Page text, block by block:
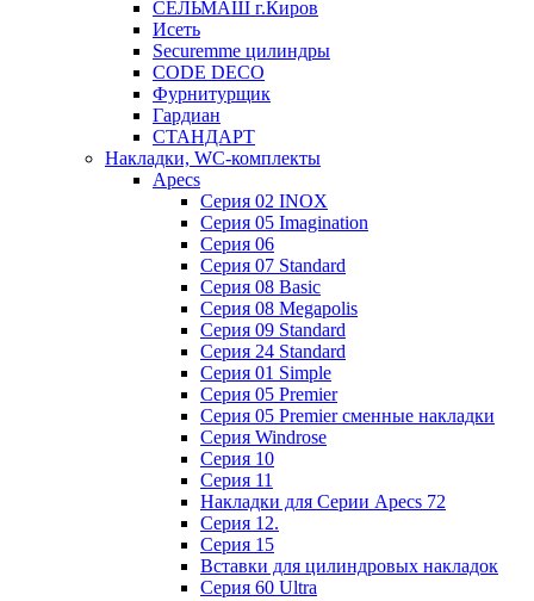
СЕЛЬМАШ г.Киров
Исеть
Securemme цилиндры
CODE DECO
Фурнитурщик
Гардиан
СТАНДАРТ
Накладки, WC-комплекты
Apecs
Cерия 02 INOX
Cерия 05 Imagination
Cерия 06
Cерия 07 Standard
Cерия 08 Basic
Cерия 08 Megapolis
Cерия 09 Standard
Cерия 24 Standard
Серия 01 Simple
Серия 05 Premier
Серия 05 Premier сменные накладки
Cерия Windrose
Серия 10
Серия 11
Накладки для Серии Apecs 72
Серия 12.
Серия 15
Вставки для цилиндровых накладок
Серия 60 Ultra